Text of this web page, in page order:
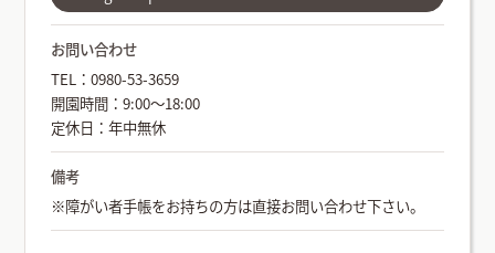
お問い合わせ
TEL：0980-53-3659
開園時間：9:00～18:00
定休日：年中無休
備考
※障がい者手帳をお持ちの方は直接お問い合わせ下さい。